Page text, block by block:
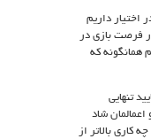
اختیار داریم
فرصت بازی در
همانگونه که
تنهایی
اعمالمان شاد
کاری بالاتر از